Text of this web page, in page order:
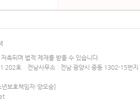
촉되며 법적 제재를 받을 수 있습니다.
202호 전남사무소 : 전남 광양시 중동 1302-15번지
보호책임자:양오승]